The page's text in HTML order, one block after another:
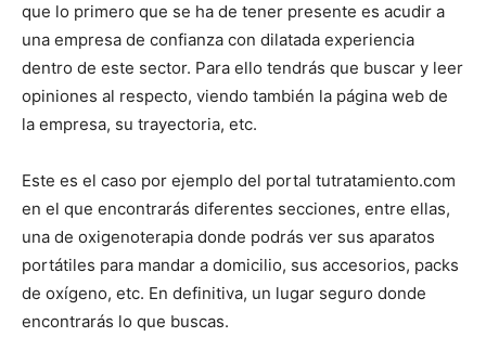
que lo primero que se ha de tener presente es acudir a
una empresa de confianza con dilatada experiencia
dentro de este sector. Para ello tendrás que buscar y leer
opiniones al respecto, viendo también la página web de
la empresa, su trayectoria, etc.
Este es el caso por ejemplo del portal tutratamiento.com
en el que encontrarás diferentes secciones, entre ellas,
una de oxigenoterapia donde podrás ver sus aparatos
portátiles para mandar a domicilio, sus accesorios, packs
de oxígeno, etc. En definitiva, un lugar seguro donde
encontrarás lo que buscas.